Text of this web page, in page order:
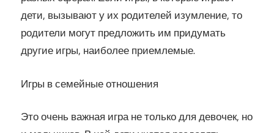
дети, вызывают у их родителей изумление, то
родители могут предложить им придумать
другие игры, наиболее приемлемые.
Игры в семейные отношения
Это очень важная игра не только для девочек, но